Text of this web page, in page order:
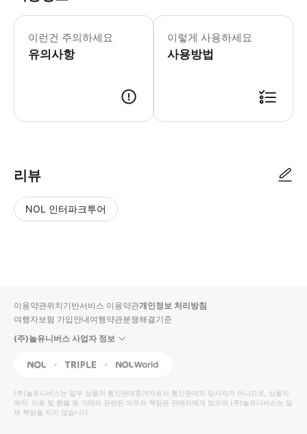
이런건 주의하세요
유의사항
이렇게 사용하세요
사용방법
리뷰
NOL 인터파크투어
입니
다.
높
은
순
동
영
상
순
상
이용약관위치기반서비스 이용약관개인정보 처리방침
여행자보험 가입안내여행약관분쟁해결기준
(주)놀유니버스 사업자 정보
NOL Triple Interpark Global
(주)놀유니버스는 일부 상품의 통신판매중개자로서 통신판매의 당사자가 아니므로, 상품의
예약, 이용 및 환불 등 거래와 관련된 의무와 책임은 판매자에게 있으며 (주)놀유니버스는 일
체 책임을 지지 않습니다.